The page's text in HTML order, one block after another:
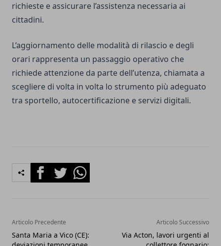
richieste e assicurare l’assistenza necessaria ai
cittadini.
L’aggiornamento delle modalità di rilascio e degli
orari rappresenta un passaggio operativo che
richiede attenzione da parte dell’utenza, chiamata a
scegliere di volta in volta lo strumento più adeguato
tra sportello, autocertificazione e servizi digitali.
FacebookTwitterWhatsapp
Articolo Precedente
Santa Maria a Vico (CE):
Articolo Successivo
Via Acton, lavori urgenti al